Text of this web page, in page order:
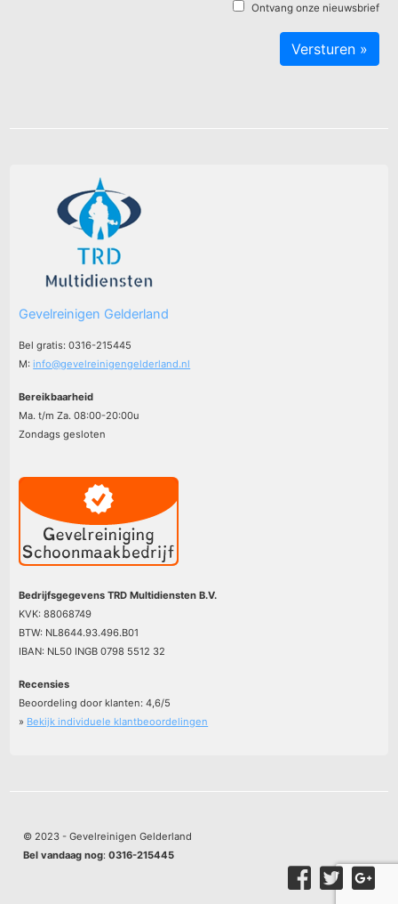
Ontvang onze nieuwsbrief
Gevelreinigen Gelderland
Bel gratis: 0316-215445
M:info@gevelreinigengelderland.nl
Bereikbaarheid
Ma. t/m Za. 08:00-20:00u
Zondags gesloten
Bedrijfsgegevens TRD Multidiensten B.V.
KVK: 88068749
BTW: NL8644.93.496.B01
IBAN: NL50 INGB 0798 5512 32
Recensies
Beoordeling door klanten:4,6/5
» Bekijk individuele klantbeoordelingen
© 2023 - Gevelreinigen Gelderland
Bel vandaag nog:0316-215445